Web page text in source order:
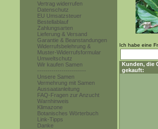
Vertrag widerrufen
Datenschutz
EU Umsatzsteuer
Bestellablauf
Zahlungsarten
Lieferung & Versand
Garantie & Beanstandungen
Widerrufsbelehrung &
Muster-Widerrufsformular
Umweltschutz
Wir kaufen Samen
------------------------
Unsere Samen
Vermehrung mit Samen
Aussaatanleitung
FAQ-Fragen zur Anzucht
Warnhinweis
Klimazone
Botanisches Wörterbuch
Link-Tipps
Danke
Ich habe eine
Kunden, die
gekauft: